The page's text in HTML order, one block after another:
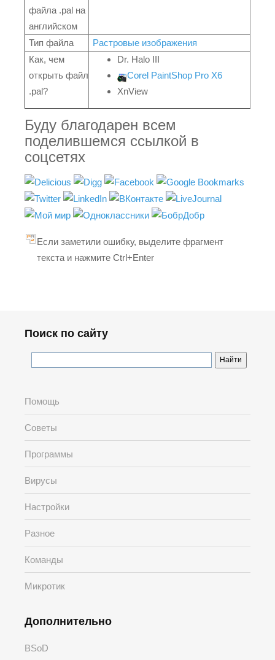
файла .pal на
английском
Тип файла
Растровые изображения
Как, чем
открыть файл
.pal?
Dr. Halo III
Corel PaintShop Pro X6
XnView
Буду благодарен всем
поделившемся ссылкой в
соцсетях
Если заметили ошибку, выделите фрагмент
текста и нажмите Ctrl+Enter
Поиск по сайту
Помощь
Советы
Программы
Вирусы
Настройки
Разное
Команды
Микротик
Дополнительно
BSoD